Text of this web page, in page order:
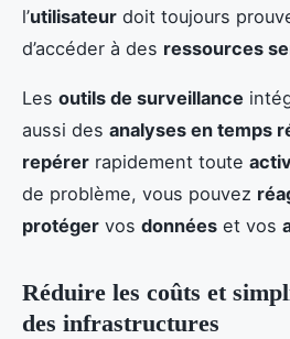
l’utilisateur doit toujours
d’accéder à des ressources
Les outils de surveillance
aussi des analyses en temps
repérer rapidement toute
de problème, vous pouvez
protéger vos données et vos
Réduire les coûts et
des infrastructures